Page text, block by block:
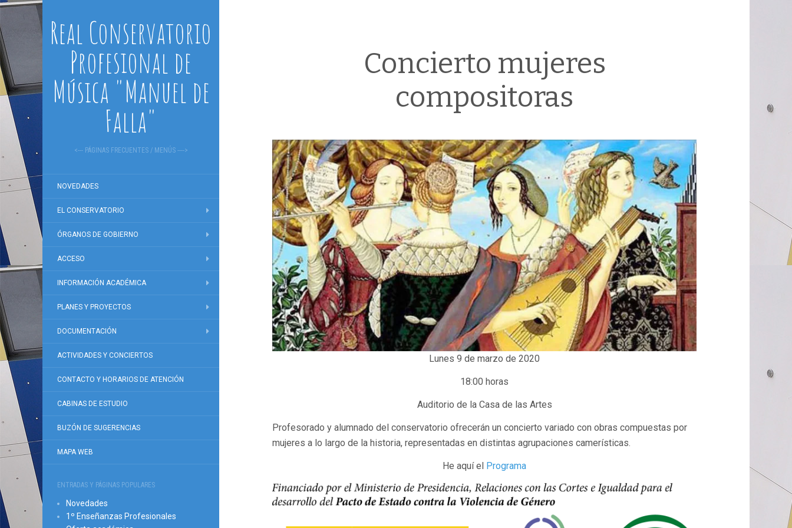
Real Conservatorio
Profesional de
Música "Manuel de
Falla"
<--- PÁGINAS FRECUENTES / MENÚS ---->
NOVEDADES
EL CONSERVATORIO
ÓRGANOS DE GOBIERNO
ACCESO
INFORMACIÓN ACADÉMICA
PLANES Y PROYECTOS
DOCUMENTACIÓN
ACTIVIDADES Y CONCIERTOS
CONTACTO Y HORARIOS DE ATENCIÓN
CABINAS DE ESTUDIO
BUZÓN DE SUGERENCIAS
MAPA WEB
ENTRADAS Y PÁGINAS POPULARES
Novedades
1º Enseñanzas Profesionales
Concierto mujeres
compositoras
Lunes 9 de marzo de 2020
18:00 horas
Auditorio de la Casa de las Artes
Profesorado y alumnado del conservatorio ofrecerán un concierto variado con obras compuestas por
mujeres a lo largo de la historia, representadas en distintas agrupaciones camerísticas.
He aquí el Programa